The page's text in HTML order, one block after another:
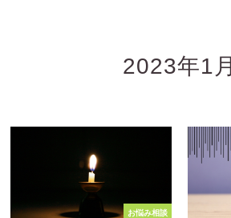
2023年1月
お悩み相談